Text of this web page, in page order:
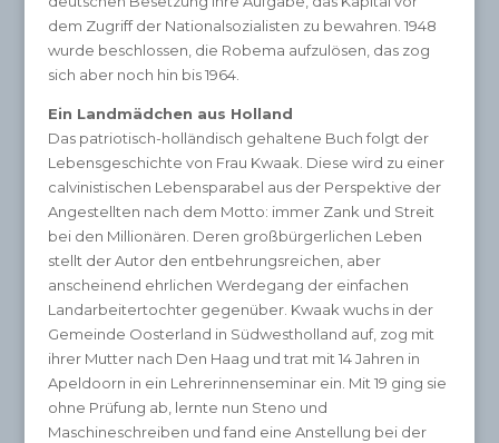
dem Zugriff der Nationalsozialisten zu bewahren. 1948
wurde beschlossen, die Robema aufzulösen, das zog
sich aber noch hin bis 1964.
Ein Landmädchen aus Holland
Das patriotisch-holländisch gehaltene Buch folgt der
Lebensgeschichte von Frau Kwaak. Diese wird zu einer
calvinistischen Lebensparabel aus der Perspektive der
Angestellten nach dem Motto: immer Zank und Streit
bei den Millionären. Deren großbürgerlichen Leben
stellt der Autor den entbehrungsreichen, aber
anscheinend ehrlichen Werdegang der einfachen
Landarbeitertochter gegenüber. Kwaak wuchs in der
Gemeinde Oosterland in Südwestholland auf, zog mit
ihrer Mutter nach Den Haag und trat mit 14 Jahren in
Apeldoorn in ein Lehrerinnenseminar ein. Mit 19 ging sie
ohne Prüfung ab, lernte nun Steno und
Maschineschreiben und fand eine Anstellung bei der